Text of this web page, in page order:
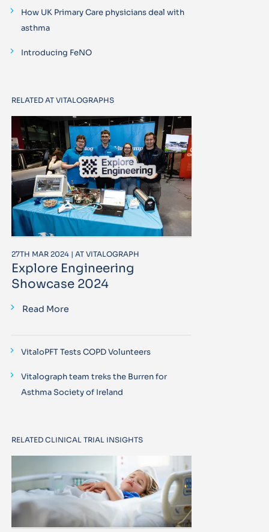
How UK Primary Care physicians deal with
asthma
Introducing FeNO
RELATED AT VITALOGRAPHS
27TH MAR 2024 | AT VITALOGRAPH
Explore Engineering
Showcase 2024
Read More
VitaloPFT Tests COPD Volunteers
Vitalograph team treks the Burren for
Asthma Society of Ireland
RELATED CLINICAL TRIAL INSIGHTS